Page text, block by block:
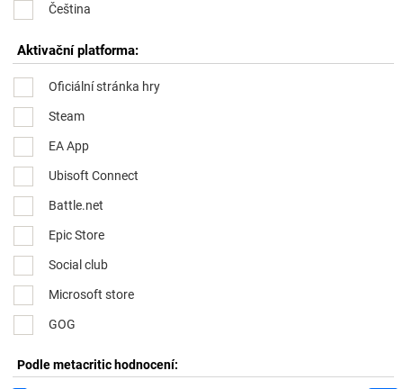
Čeština
Aktivační platforma:
Oficiální stránka hry
Steam
EA App
Ubisoft Connect
Battle.net
Epic Store
Social club
Microsoft store
GOG
Podle metacritic hodnocení: